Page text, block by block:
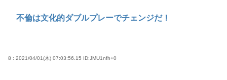
不倫は文化的ダブルプレーでチェンジだ！
8 : 2021/04/01(木) 07:03:56.15 ID:JMU1nfh+0